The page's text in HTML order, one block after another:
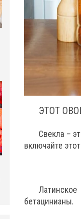
ЭТОТ
Свекла –
включайте
бетацинианы.